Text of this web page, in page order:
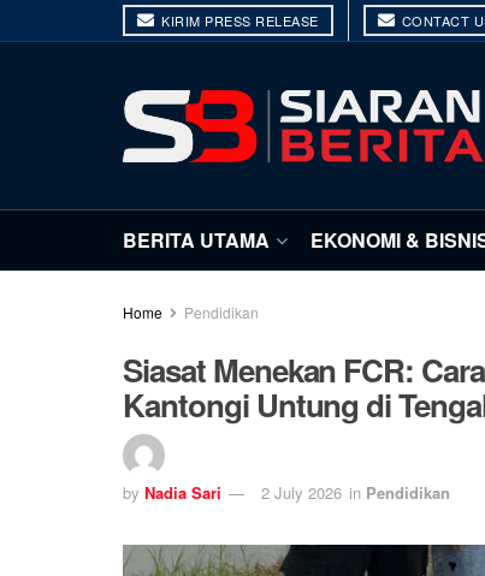
KIRIM PRESS RELEASE CONTACT
BERITA UTAMA EKONOMI &
Home Pendidikan
Siasat Menekan FCR:
Kantongi Untung di
by Nadia Sari 2 July 2026 in Pendidikan